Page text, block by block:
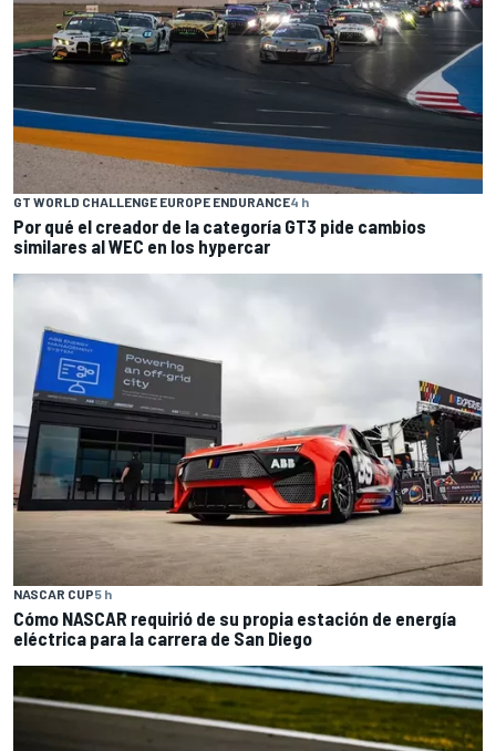
GT WORLD CHALLENGE EUROPE ENDURANCE4 h
Por qué el creador de la categoría GT3 pide cambios
similares al WEC en los hypercar
NASCAR CUP5 h
Cómo NASCAR requirió de su propia estación de energía
eléctrica para la carrera de San Diego